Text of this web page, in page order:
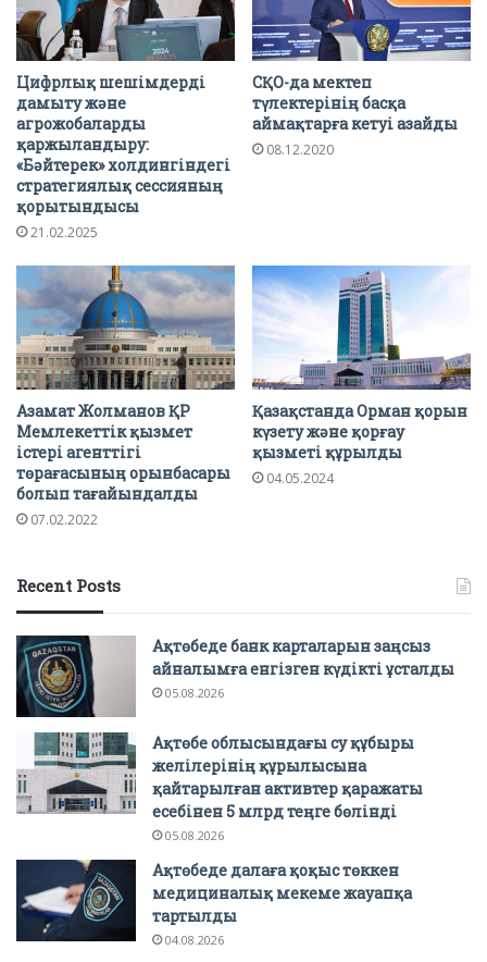
Цифрлық шешімдерді
дамыту және
агрожобаларды
қаржыландыру:
«Бәйтерек» холдингіндегі
стратегиялық сессияның
қорытындысы
21.02.2025
СҚО-да мектеп
түлектерiнiң басқа
аймақтарға кетуi азайды
08.12.2020
Азамат Жолманов ҚР
Мемлекеттік қызмет
істері агенттігі
төрағасының орынбасары
болып тағайындалды
07.02.2022
Қазақстанда Орман қорын
күзету және қорғау
қызметі құрылды
04.05.2024
Recent Posts
Ақтөбеде банк карталарын заңсыз
айналымға енгізген күдікті ұсталды
05.08.2026
Ақтөбе облысындағы су құбыры
желілерінің құрылысына
қайтарылған активтер қаражаты
есебінен 5 млрд теңге бөлінді
05.08.2026
Ақтөбеде далаға қоқыс төккен
медициналық мекеме жауапқа
тартылды
04.08.2026